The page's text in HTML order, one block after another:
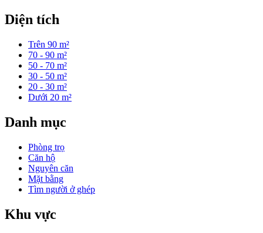
Diện tích
Trên 90 m²
70 - 90 m²
50 - 70 m²
30 - 50 m²
20 - 30 m²
Dưới 20 m²
Danh mục
Phòng trọ
Căn hộ
Nguyên căn
Mặt bằng
Tìm người ở ghép
Khu vực